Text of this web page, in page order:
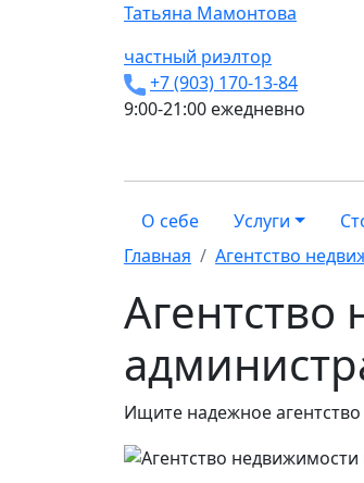
Татьяна Мамонтова
частный риэлтор
+7 (903) 170-13-84
9:00-21:00 ежедневно
О себе Услуги
Главная
Агентство
Ищите надежное